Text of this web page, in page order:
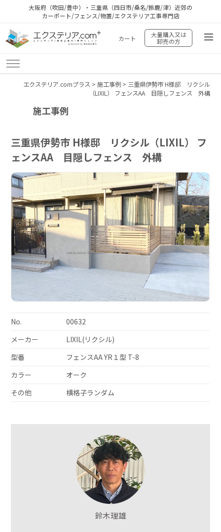
大阪府（吹田/豊中）・三重県（四日市/桑名/鈴鹿/津）近郊の
カーポート/フェンス/物置/エクステリア工事専門店
カート
大量購入又は
卸売の方
エクステリア.comプラス > 施工事例> 三重県伊勢市 H様邸 リクシル
（LIXIL） フェンスAA 目隠しフェンス 外構
施工事例
三重県伊勢市 H様邸 リクシル（LIXIL） フ
ェンスAA 目隠しフェンス 外構
No.
00632
メーカー
LIXIL(リクシル)
型番
フェンスAA YR１型 T-8
カラー
オーク
その他
横格子ランダム
鈴木理雄